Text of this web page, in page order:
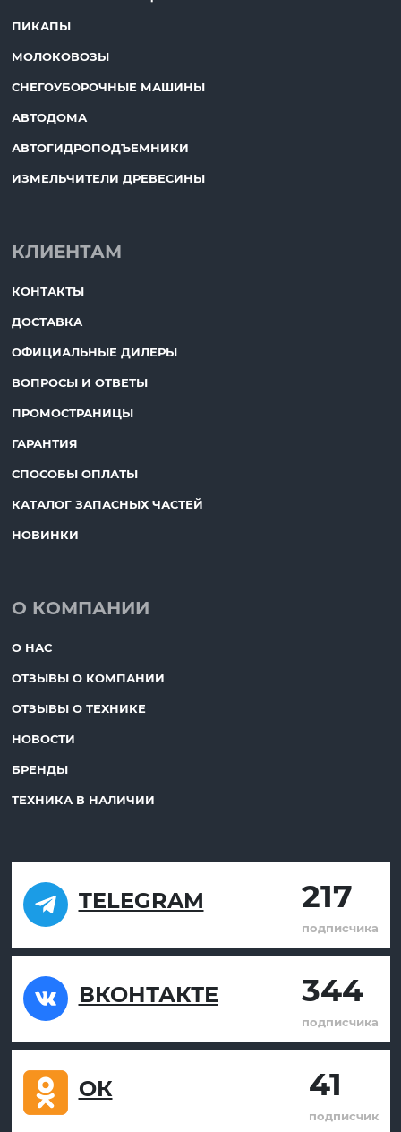
ПИКАПЫ
МОЛОКОВОЗЫ
СНЕГОУБОРОЧНЫЕ МАШИНЫ
АВТОДОМА
АВТОГИДРОПОДЪЕМНИКИ
ИЗМЕЛЬЧИТЕЛИ ДРЕВЕСИНЫ
КЛИЕНТАМ
КОНТАКТЫ
ДОСТАВКА
ОФИЦИАЛЬНЫЕ ДИЛЕРЫ
ВОПРОСЫ И ОТВЕТЫ
ПРОМОСТРАНИЦЫ
ГАРАНТИЯ
СПОСОБЫ ОПЛАТЫ
КАТАЛОГ ЗАПАСНЫХ ЧАСТЕЙ
НОВИНКИ
О КОМПАНИИ
О НАС
ОТЗЫВЫ О КОМПАНИИ
ОТЗЫВЫ О ТЕХНИКЕ
НОВОСТИ
БРЕНДЫ
ТЕХНИКА В НАЛИЧИИ
TELEGRAM 217
подписчика
ВКОНТАКТЕ 344
подписчика
ОК 41
подписчик